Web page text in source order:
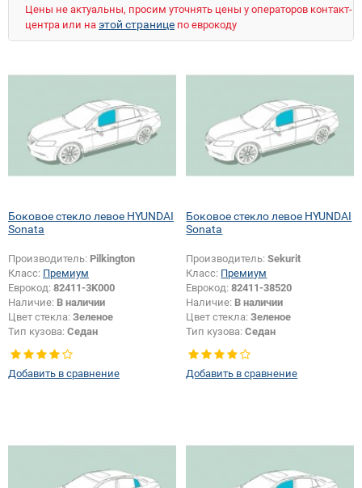
Цены не актуальны, просим уточнять цены у операторов контакт-
центра или на этой странице по еврокоду
Боковое стекло левое HYUNDAI
Sonata
Производитель: Pilkington
Класс: Премиум
Еврокод: 82411-3K000
Наличие: В наличии
Цвет стекла: Зеленое
Тип кузова: Седан
Добавить в сравнение
Боковое стекло левое HYUNDAI
Sonata
Производитель:Sekurit
Класс: Премиум
Еврокод:82411-38520
Наличие: В наличии
Цвет стекла:Зеленое
Тип кузова:Седан
Добавить в сравнение